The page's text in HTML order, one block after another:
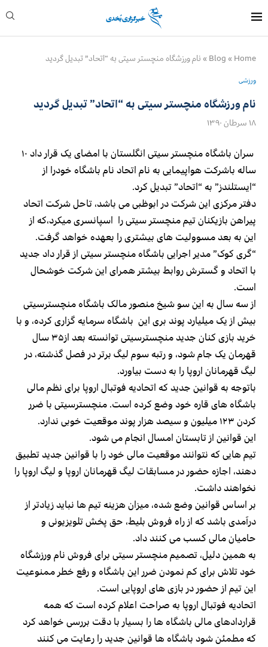
Home
»
Blog
» نام ورزشگاه منچستر سیتی به “اتحاد” تبدیل گردید
ورزشی
نام ورزشگاه منچستر سیتی به “اتحاد” تبدیل گردید
۱۸ سرطان ۱۳۹۰
سران باشگاه منچستر سیتی انگلستان با امضای یک قرار داد ۱۰
ساله باشرکت هواپیمایی به نام اتحاد نام باشگاه خودرا از
“ایستلندز” به “اتحاد” تبدیل کرد.
دفتر مرکزی این شرکت در ابوظبی می باشد، تاحل شرکت اتحاد
پیراهن بازیکنان تیم منچستر سیتی را اسپانسری میکرد،که از
این به بعد مسوولیت های بیشتری را بعهده خواهد گرفت.
“گری کوک” مدیر اجرایی باشگاه منچستر سیتی از قرار داد جدید
با اتحاد و گسترش روابط بیشتر همرای این شرکت خوشحال
است.
از سه سال به این سو شیخ منصور مالک باشگاه منچسترسیتی
بیش از یک میلیارد پوند بری این باشگاه سرمایه گزاری کرده، و با
خرید بازی کنان جدید منچسترسیتی توانسته بعد از۳۵ سال
قهرمان یک جام شود، و رتبه سوم لیگ برتر در فصل گذشته، در
لیگ قهرمانان اروپا را به دست بیاورد.
باتوجه به قوانین جدید که اتحادیه فوتبال اروپا برای نظم مالی
باشگاه های قاره خود وضع کرده است. منچسترسیتی با ضرر
کردن ۱۲۳ میلیون و سیصد هزار پوند موقعیت خوبی ندارد.
این قوانین از تابستان امسال انجام می شود.
تیم هایی که نتوانند موقعیت مالی خود را با قوانین جدید تطبیق
دهند، اجازه حضور در مسابقات لیگ قهرمانان اروپا و لیگ اروپا را
نخواهند داشت.
بر اساس قوانین وضع شده، میزان هزینه تیم ها نباید زیادتر از
درآمدی باشد که از راه فروش بلیط، حق پخش تلویزیونی و
حامیان مالی کسب می کنند داد.
به همین دلیل، تصمیم منچستر سیتی برای فروش نام ورزشگاه
خود تلاش برای کم نمودن ضرر این باشگاه و رفع خطر ممنوعیت
این تیم از حضور در بازی های اروپایی است.
اتحادیه فوتبال اروپا به صراحت اعلام کرده است که همه
قراردادهای مالی باشگاه ها را بسیار با دقت بررسی خواهد کرد
که مطمئن شود باشگاه ها قوانین جدید را رعایت می کنند